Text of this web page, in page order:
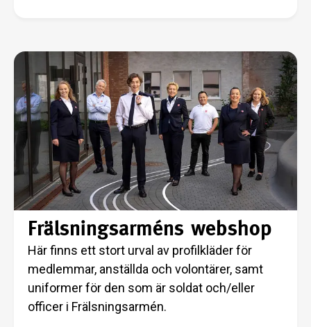
Frälsningsarméns webshop
Här finns ett stort urval av profilkläder för
medlemmar, anställda och volontärer, samt
uniformer för den som är soldat och/eller
officer i Frälsningsarmén.